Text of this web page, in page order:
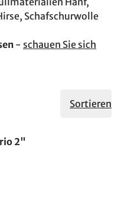
Schafschurwolle
- schauen Sie sich
Sortieren
2"